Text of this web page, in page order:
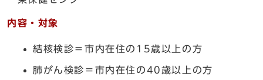
内容・対象
結核検診＝市内在住の15歳以上の方
肺がん検診＝市内在住の40歳以上の方